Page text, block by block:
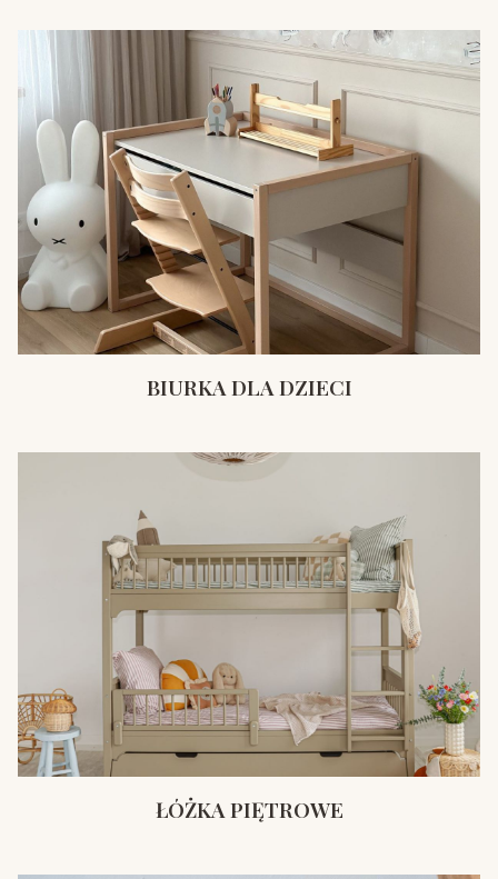
BIURKA DLA DZIECI
ŁÓŻKA PIĘTROWE